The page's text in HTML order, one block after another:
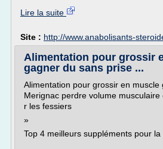
Lire la suite
Site : http://www.anabolisants-
Alimentation pour grossir
gagner du sans prise ...
Alimentation pour grossir en
Merignac perdre volume
r les fessiers
»
Top 4 meilleurs suppléments pour la